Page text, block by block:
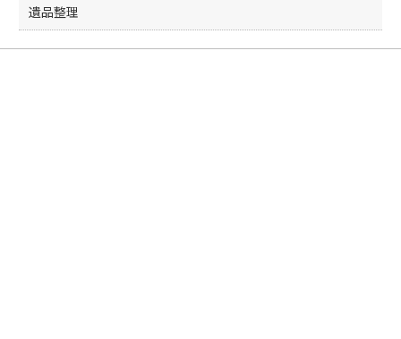
遺品整理